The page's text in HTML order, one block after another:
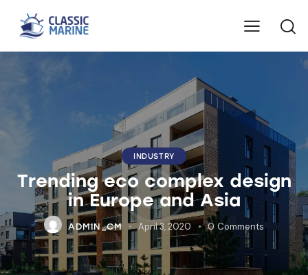
INDUSTRY
Trending eco complex design
in Europe and Asia
ADMIN_CM April 3, 2020 0 Comments